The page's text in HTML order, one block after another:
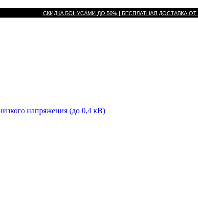
СКИДКА БОНУСАМИ ДО 50% | БЕСПЛАТНАЯ ДОСТАВКА ОТ
напряжения (до 0,4 кВ)